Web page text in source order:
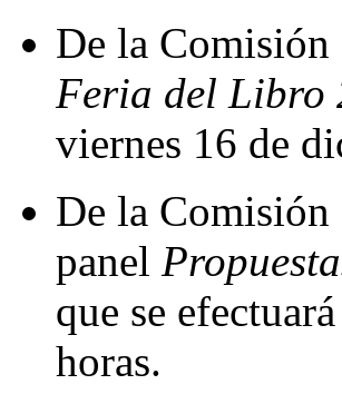
De la Comisión
Feria del Libro
viernes 16 de
De la Comisión
panel
que se
horas.